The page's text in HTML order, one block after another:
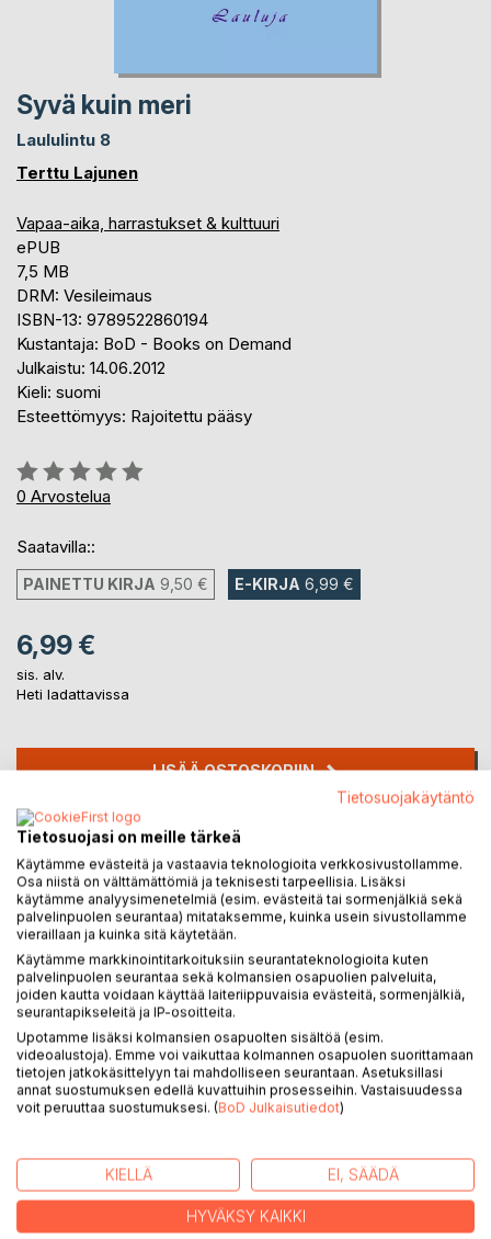
Syvä kuin meri
Laululintu 8
Terttu Lajunen
Vapaa-aika, harrastukset & kulttuuri
ePUB
7,5 MB
DRM: Vesileimaus
ISBN-13: 9789522860194
Kustantaja: BoD - Books on Demand
Julkaistu: 14.06.2012
Kieli: suomi
Esteettömyys: Rajoitettu pääsy
Arvostelu::
0%
0 Arvostelua
Saatavilla::
PAINETTU KIRJA 9,50 € E-KIRJA 6,99 €
6,99 €
sis. alv.
Heti ladattavissa
LISÄÄ OSTOSKORIIN
Lisää muistilistalle
Arvostele tuote
KUVAUS
Kokoelma on Laululintu-sarjan kahdeksas osa. Lauluissa on
sanat, nuotit ja sointumerkit, mukana aiheisiin liittyviä kuvia
Niin kuin kasvot heijastuvat vedenpintaan, niin säteilee
Jumalan rakkaus jokaisesta pienestä pisarasta, joka Hänen
maljastaan vuodatetaan. Laulut tahtoisivat olla tuollaisia
Tietosuojakäytäntö
Tietosuojasi on meille tärkeä
Käytämme evästeitä ja vastaavia teknologioita verkkosivustollamme.
Osa niistä on välttämättömiä ja teknisesti tarpeellisia. Lisäksi
käytämme analyysimenetelmiä (esim. evästeitä tai sormenjälkiä sekä
palvelinpuolen seurantaa) mitataksemme, kuinka usein sivustollamme
vieraillaan ja kuinka sitä käytetään.
Käytämme markkinointitarkoituksiin seurantateknologioita kuten
palvelinpuolen seurantaa sekä kolmansien osapuolien palveluita,
joiden kautta voidaan käyttää laiteriippuvaisia evästeitä, sormenjälkiä,
seurantapikseleitä ja IP-osoitteita.
Upotamme lisäksi kolmansien osapuolten sisältöä (esim.
videoalustoja). Emme voi vaikuttaa kolmannen osapuolen suorittamaan
tietojen jatkokäsittelyyn tai mahdolliseen seurantaan. Asetuksillasi
annat suostumuksen edellä kuvattuihin prosesseihin. Vastaisuudessa
voit peruuttaa suostumuksesi. (BoD Julkaisutiedot)
KIELLÄ EI, SÄÄDÄ
HYVÄKSY KAIKKI